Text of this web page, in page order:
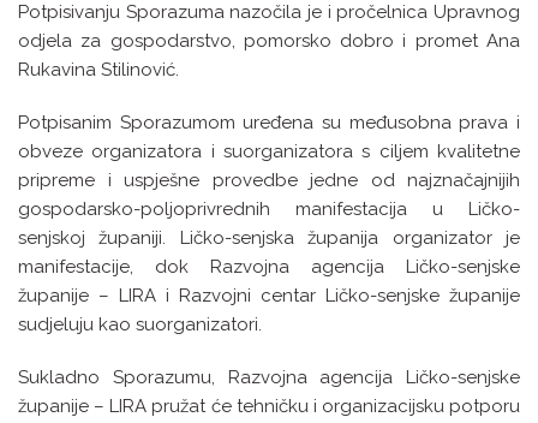
Potpisivanju Sporazuma nazočila je i pročelnica Upravnog
odjela za gospodarstvo, pomorsko dobro i promet Ana
Rukavina Stilinović.
Potpisanim Sporazumom uređena su međusobna prava i
obveze organizatora i suorganizatora s ciljem kvalitetne
pripreme i uspješne provedbe jedne od najznačajnijih
gospodarsko-poljoprivrednih manifestacija u Ličko-
senjskoj županiji. Ličko-senjska županija organizator je
manifestacije, dok Razvojna agencija Ličko-senjske
županije – LIRA i Razvojni centar Ličko-senjske županije
sudjeluju kao suorganizatori.
Sukladno Sporazumu, Razvojna agencija Ličko-senjske
županije – LIRA pružat će tehničku i organizacijsku potporu